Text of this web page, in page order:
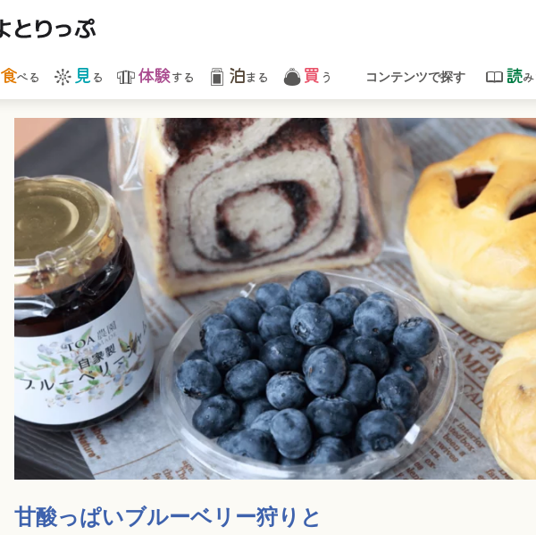
食べる 見 る 体験する 泊まる 買 う コンテンツで探す 読
甘酸っぱいブルーベリー狩りと